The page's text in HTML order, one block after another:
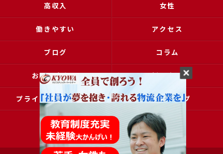
高収入 女性
働きやすい アクセス
ブログ コラム
お問い合わせ 採用申込
プライバシーポリシー サイトマップ